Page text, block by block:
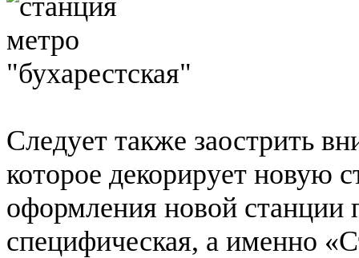
Следует также заострить
которое декорирует новую
оформления новой станции
специфическая, а именно